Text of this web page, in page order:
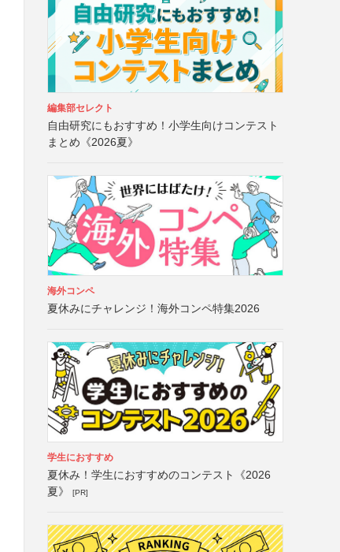
編集部セレクト
自由研究にもおすすめ！小学生向けコンテスト
まとめ《2026夏》
海外コンペ
夏休みにチャレンジ！海外コンペ特集2026
学生におすすめ
夏休み！学生におすすめのコンテスト《2026
夏》
[PR]